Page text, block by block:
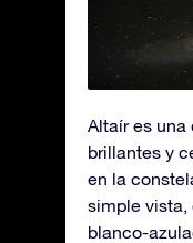
Altaír es una
brillantes y
en la
simple vista,
blanco-